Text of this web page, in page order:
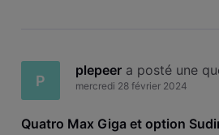
P
plepeer a posté une
mercredi 28 février 2024
Quatro Max Giga et option